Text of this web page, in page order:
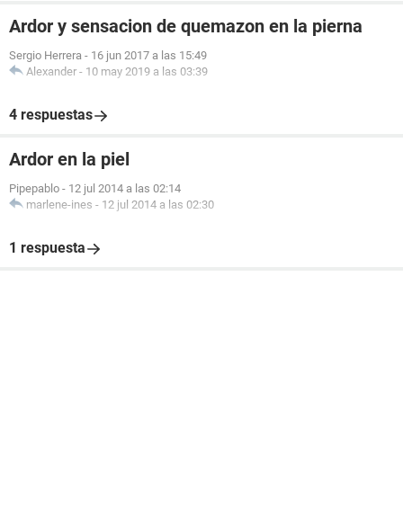
Ardor y sensacion de quemazon en la pierna
Sergio Herrera - 16 jun 2017 a las 15:49
Alexander - 10 may 2019 a las 03:39
4 respuestas
Ardor en la piel
Pipepablo - 12 jul 2014 a las 02:14
marlene-ines - 12 jul 2014 a las 02:30
1 respuesta